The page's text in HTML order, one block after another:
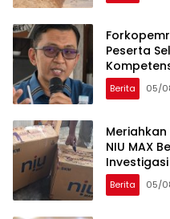
Peserta
Kedekatan
Berita 05/
Meriahkan
NIU MAX
Investigasi
Sponsor
45
Berita 05/